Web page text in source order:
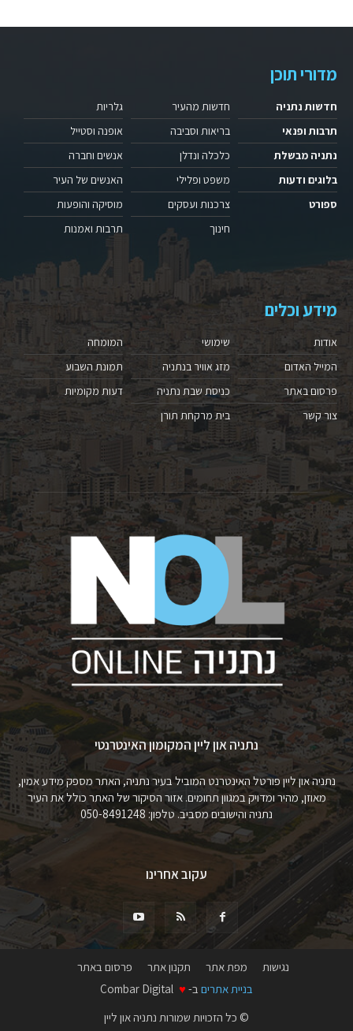
מדורי תוכן
חדשות נתניה
תרבות ופנאי
נתניה מבשלת
בלוגים ודעות
ספורט
חדשות מהעיר
בריאות וסביבה
כלכלה ונדלן
משפט ופלילי
צרכנות ועסקים
חינוך
גלריות
אופנה וסטייל
אנשים וחברה
האנשים של העיר
מוסיקה והופעות
תרבות ואמנות
מידע וכלים
אודות
המייל האדום
פרסום באתר
צור קשר
שימושי
מזג אוויר בנתניה
כניסת שבת נתניה
בית מרקחת תורן
המומחה
תמונת השבוע
דעות מקומיות
נתניה און ליין המקומון האינטרנטי
נתניה און ליין פורטל האינטרנט המוביל בעיר נתניה, האתר מספק מידע אמין,
מאוזן, מהיר ומדויק במגוון תחומים. אזור הסיקור של האתר כולל את העיר
נתניה והישובים מסביב. טלפון: 050-8491248
עקוב אחרינו
נגישות מפת אתר תקנון אתר
פרסום באתר
בניית אתרים ב- ♥
© כל הזכויות שמורות נתניה און ליין